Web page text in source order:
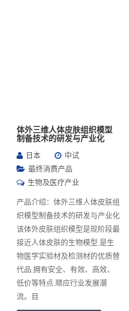
体外三维人体皮肤组织模型
制备技术的研发与产业化
日本
中试
最终消费产品
生物及医疗产业
产品介绍：体外三维人体皮肤组
织模型制备技术的研发与产业化
该体外皮肤组织模型是现阶段最
接近人体皮肤的生物模型,是生
物医学实验材及检测材的优质替
代品,拥有安全、有效、高效、
低价等特点,顺应行业发展潮
流。目